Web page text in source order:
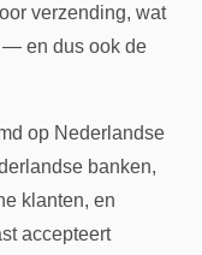
verzending, wat
— en dus ook de
op Nederlandse
banken,
klanten, en
accepteert